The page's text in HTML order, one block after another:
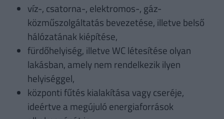
víz-, csatorna-, elektromos-, gáz-
közműszolgáltatás bevezetése, illetve belső
hálózatának kiépítése,
fürdőhelyiség, illetve WC létesítése olyan
lakásban, amely nem rendelkezik ilyen
helyiséggel,
központi fűtés kialakítása vagy cseréje,
ideértve a megújuló energiaforrások